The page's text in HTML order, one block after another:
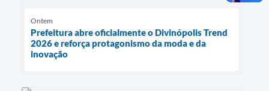
Ontem
Prefeitura abre oficialmente o Divinópolis Trend
2026 e reforça protagonismo da moda e da
inovação